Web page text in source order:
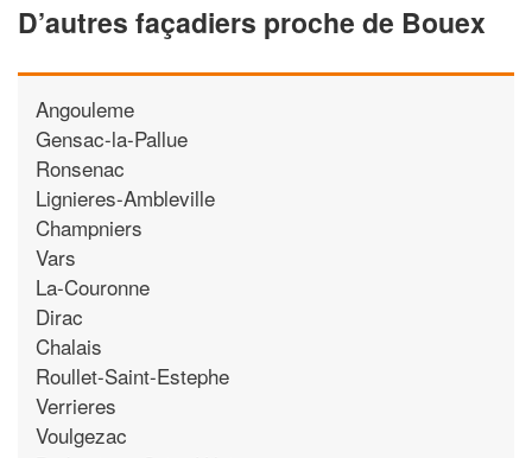
D’autres façadiers proche de Bouex
Angouleme
Gensac-la-Pallue
Ronsenac
Lignieres-Ambleville
Champniers
Vars
La-Couronne
Dirac
Chalais
Roullet-Saint-Estephe
Verrieres
Voulgezac